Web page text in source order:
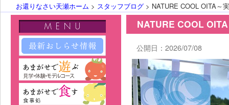
お還りなさい天瀬ホーム > スタッフブログ > NATURE COOL OITA～
NATURE COOL
公開日：2026/07/08